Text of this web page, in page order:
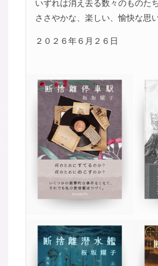
いずれは消え去る数々のものたち
ささやかな、楽しい、愉快な思
２０２６年６月２６日